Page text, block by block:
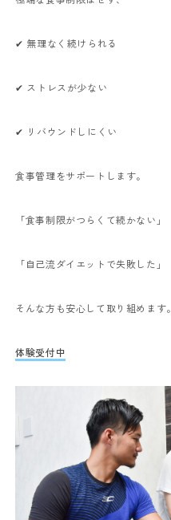
✔ 無理なく続けられる
✔ ストレスが少ない
✔ リバウンドしにくい
食事管理をサポートします。
「食事制限がつらくて続かない」
「自己流ダイエットで失敗した」
そんな方も安心して取り組めます。
体験受付中